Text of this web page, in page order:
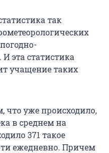
так
эта статистика
учащение таких
что уже происходило,
в среднем на
371 такое
ежедневно. Причем